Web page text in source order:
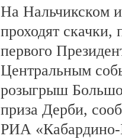
На Нальчикском
проходят
первого
Центральным
розыгрыш
приза Дерби,
РИА «Кабардино-